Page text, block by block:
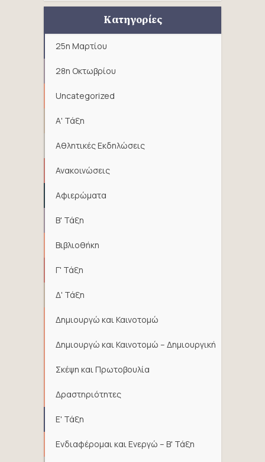
Κατηγορίες
25η Μαρτίου
28η Οκτωβρίου
Uncategorized
Α' Τάξη
Αθλητικές Εκδηλώσεις
Ανακοινώσεις
Αφιερώματα
Β' Τάξη
Βιβλιοθήκη
Γ' Τάξη
Δ' Τάξη
Δημιουργώ και Καινοτομώ
Δημιουργώ και Καινοτομώ – Δημιουργική
Σκέψη και Πρωτοβουλία
Δραστηριότητες
Ε' Τάξη
Ενδιαφέρομαι και Ενεργώ – Β' Τάξη